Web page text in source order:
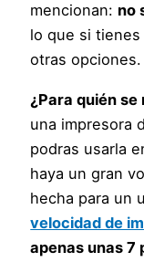
mencionan: no
lo que si
otras opciones.
¿Para quién
una impresora
podras usarla
haya un gran
hecha para un
velocidad de
apenas unas 7